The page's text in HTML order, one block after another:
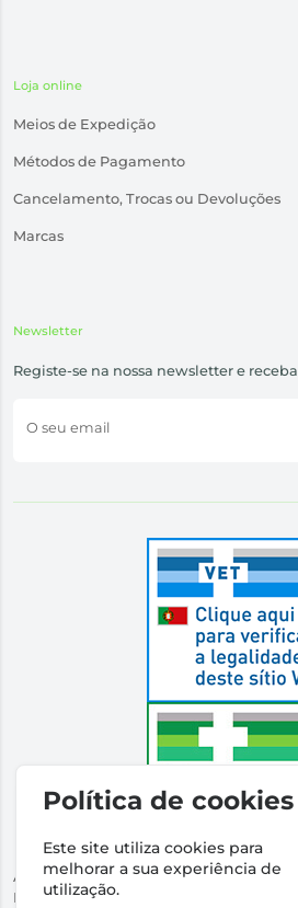
Loja online
Meios de Expedição
Métodos de Pagamento
Cancelamento, Trocas ou Devoluções
Marcas
Newsletter
Registe-se na nossa newsletter e
O seu email
Autorizado a Disponibilizar
Receita Médica
Política de cookies
Este site utiliza cookies para
melhorar a sua experiência de
utilização.